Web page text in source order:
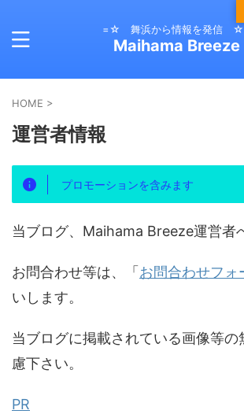
=☆ 舞浜から情報を発信
Maihama Breeze
HOME >
運営者情報
プロモーションを含みます
当ブログ、Maihama Breeze運営者
お問合わせ等は、「 お問合わせフォ
いします。
当ブログに掲載されている画像等の
慮下さい。
PR